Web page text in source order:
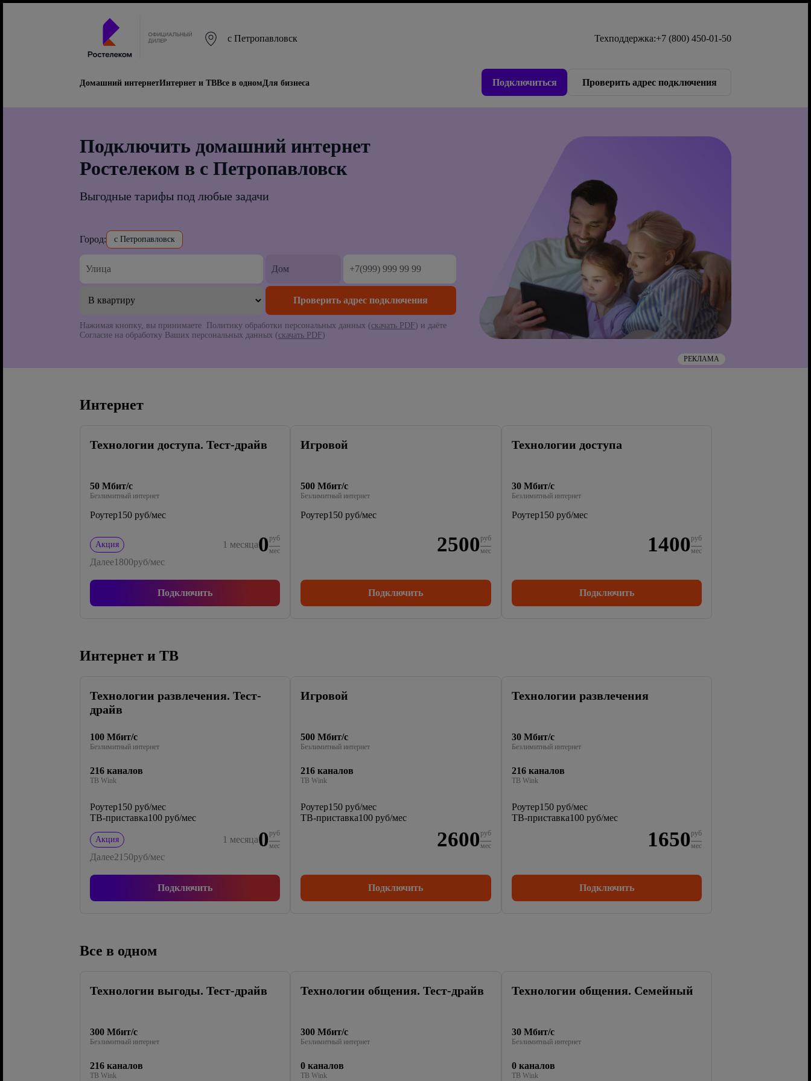
с Петропавловск Техподдержка:+7 (800) 450-01-50
Домашний интернетИнтернет и ТВВсе в одномДля бизнеса Подключиться Проверить адрес подключения
Подключить домашний интернет
Ростелеком в с Петропавловск
Выгодные тарифы под любые задачи
Город: с Петропавловск
Нажимая кнопку, вы принимаете Политику обработки персональных данных (скачать PDF) и даёте
Согласие на обработку Ваших персональных данных (скачать PDF)
РЕКЛАМА
Интернет
Технологии доступа. Тест-драйв
50 Мбит/с
Безлимитный интернет
Роутер150 руб/мес
Акция 1 месяца0руб
мес
Далее1800руб/мес
Подключить
Игровой
500 Мбит/с
Безлимитный интернет
Роутер150 руб/мес
2500 руб
мес
Подключить
Технологии доступа
30 Мбит/с
Безлимитный интернет
Роутер150 руб/мес
1400 руб
мес
Подключить
Интернет и ТВ
Технологии развлечения. Тест-
драйв
100 Мбит/с
Безлимитный интернет
216 каналов
ТВ Wink
Роутер150 руб/мес
ТВ-приставка100 руб/мес
Акция 1 месяца0руб
мес
Далее2150руб/мес
Подключить
Игровой
500 Мбит/с
Безлимитный интернет
216 каналов
ТВ Wink
Роутер150 руб/мес
ТВ-приставка100 руб/мес
2600 руб
мес
Подключить
Технологии развлечения
30 Мбит/с
Безлимитный интернет
216 каналов
ТВ Wink
Роутер150 руб/мес
ТВ-приставка100 руб/мес
1650 руб
мес
Подключить
Все в одном
Технологии выгоды. Тест-драйв
300 Мбит/с
Безлимитный интернет
216 каналов
ТВ Wink
Технологии общения. Тест-драйв
300 Мбит/с
Безлимитный интернет
0 каналов
ТВ Wink
Технологии общения. Семейный
30 Мбит/с
Безлимитный интернет
0 каналов
ТВ Wink